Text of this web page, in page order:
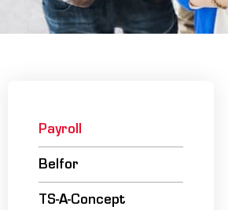
Payroll
Belfor
TS-A-Concept